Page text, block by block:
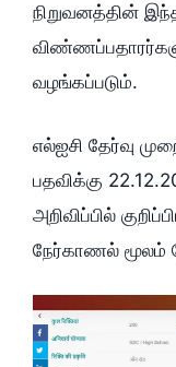
நிறுவனத்தின்
வழங்கப்படும்.
எல்ஐசி தேர்வு
பதவிக்கு
அறிவிப்பில்
நேர்காணல் மூலம்